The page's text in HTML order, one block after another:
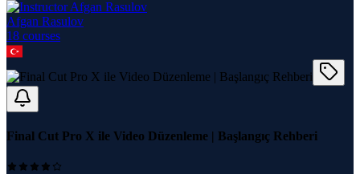
Afgan Rasulov
18 courses
Final Cut Pro X ile Video Düzenleme | Başlangıç Rehberi